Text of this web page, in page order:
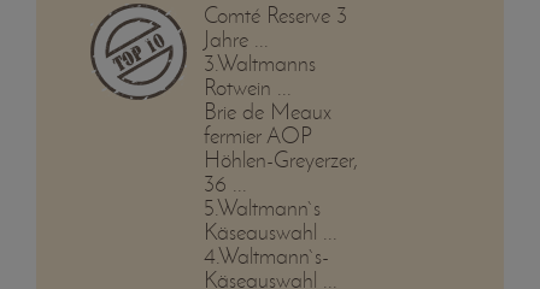
Comté Reserve 3
Jahre ...
3.Waltmanns
Rotwein ...
Brie de Meaux
fermier AOP
Höhlen-Greyerzer,
36 ...
5.Waltmann`s
Käseauswahl ...
4.Waltmann`s-
Käseauswahl ...